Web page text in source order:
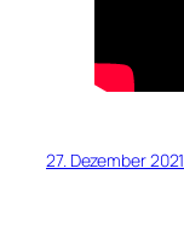
27. Dezember 2021